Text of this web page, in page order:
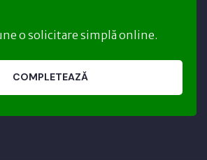
o solicitare simplă online.
COMPLETEAZĂ